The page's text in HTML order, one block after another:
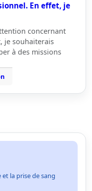
En effet, je
concernant
je souhaiterais
à des missions
la prise de sang